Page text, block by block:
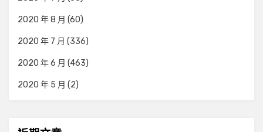
2020 年 8 月 (60)
2020 年 7 月 (336)
2020 年 6 月 (463)
2020 年 5 月 (2)